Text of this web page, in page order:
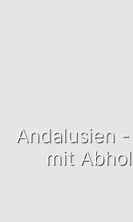
Andalusien
mit